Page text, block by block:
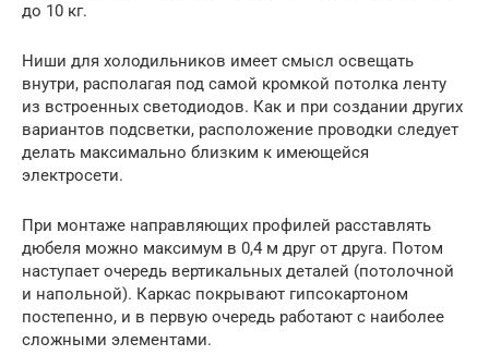
до 10 кг.
Ниши для холодильников имеет смысл освещать
внутри, располагая под самой кромкой потолка ленту
из встроенных светодиодов. Как и при создании других
вариантов подсветки, расположение проводки следует
делать максимально близким к имеющейся
электросети.
При монтаже направляющих профилей расставлять
дюбеля можно максимум в 0,4 м друг от друга. Потом
наступает очередь вертикальных деталей (потолочной
и напольной). Каркас покрывают гипсокартоном
постепенно, и в первую очередь работают с наиболее
сложными элементами.